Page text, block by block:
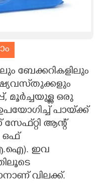
ബേക്കറികളിലും
മൂർച്ചയുള്ള ഒരു
പായ്‌ക്ക്
ആന്റ്
ഒഫ്
ഇവ
വിലക്ക്.